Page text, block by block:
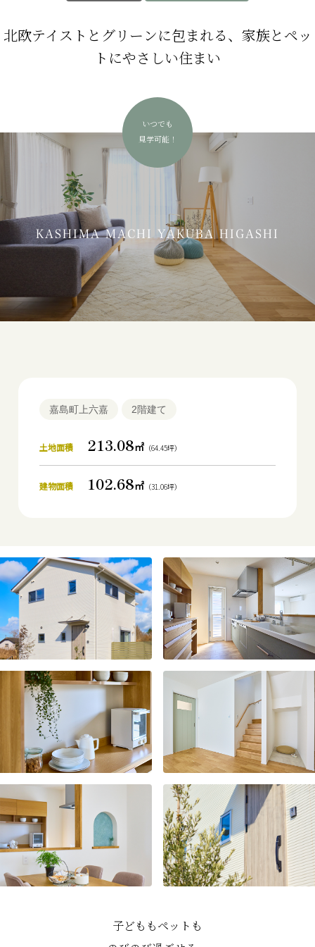
北欧テイストとグリーンに包まれる、家族とペッ
トにやさしい住まい
KASHIMA MACHI YAKUBA HIGASHI
いつでも
見学可能！
嘉島町上六嘉 2階建て
土地面積 213.08㎡ （64.45坪）
建物面積 102.68㎡ （31.06坪）
子どももペットも